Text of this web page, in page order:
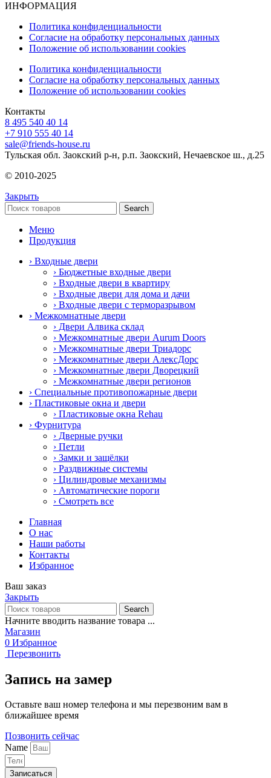
ИНФОРМАЦИЯ
Политика конфиденциальности
Согласие на обработку персональных данных
Положение об использовании cookies
Политика конфиденциальности
Согласие на обработку персональных данных
Положение об использовании cookies
Контакты
8 495 540 40 14
+7 910 555 40 14
sale@friends-house.ru
Тульская обл. Заокский р-н, р.п. Заокский, Нечаевское ш., д.25
© 2010-2025
Закрыть
Search
Меню
Продукция
› Входные двери
› Бюджетные входные двери
› Входные двери в квартиру
› Входные двери для дома и дачи
› Входные двери с терморазрывом
› Межкомнатные двери
› Двери Алвика склад
› Межкомнатные двери Aurum Doors
› Межкомнатные двери Триадорс
› Межкомнатные двери АлексДорс
› Межкомнатные двери Дворецкий
› Межкомнатные двери регионов
› Специальные противопожарные двери
› Пластиковые окна и двери
› Пластиковые окна Rehau
› Фурнитура
› Дверные ручки
› Петли
› Замки и защёлки
› Раздвижные системы
› Цилиндровые механизмы
› Автоматические пороги
› Смотреть все
Главная
О нас
Наши работы
Контакты
Избранное
Ваш заказ
Закрыть
Search
Начните вводить название товара ...
Магазин
0 Избранное
Перезвонить
Запись на замер
Оставьте ваш номер телефона и мы перезвоним вам в
ближайшее время
Позвонить сейчас
Name
Записаться